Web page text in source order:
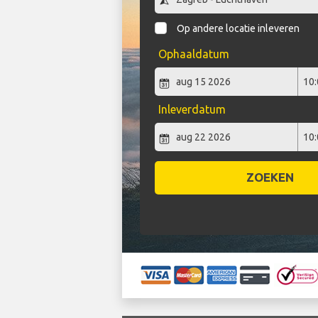
Op andere locatie inleveren
Ophaaldatum
Inleverdatum
ZOEKEN